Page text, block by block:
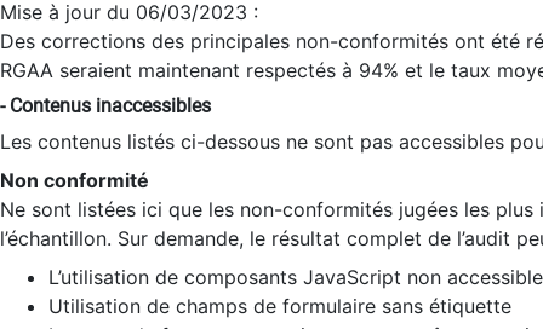
Mise à jour du 06/03/2023 :
Des corrections des principales non-conformités ont été
RGAA seraient maintenant respectés à 94% et le taux
- Contenus inaccessibles
Les contenus listés ci-dessous ne sont pas accessibles
Non conformité
Ne sont listées ici que les non-conformités jugées les
l’échantillon. Sur demande, le résultat complet de l’audit
L’utilisation de composants JavaScript non
Utilisation de champs de formulaire sans étiquette